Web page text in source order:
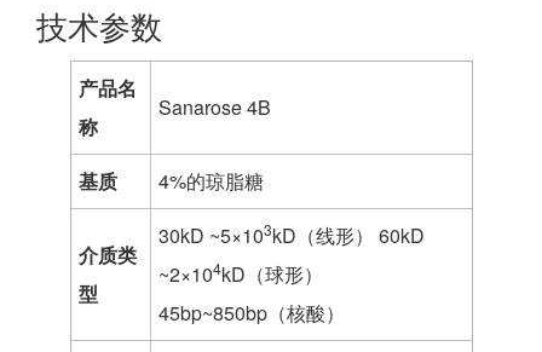
技术参数
产品名
称
Sanarose 4B
基质 4%的琼脂糖
介质类
型
30kD ~5×103kD（线形） 60kD
~2×104kD（球形）
45bp~850bp（核酸）